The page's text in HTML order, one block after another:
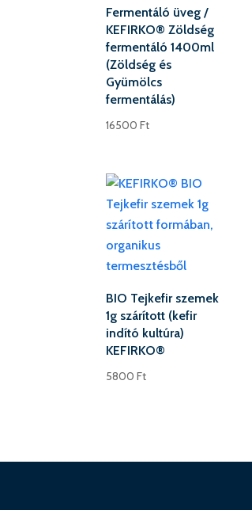
Fermentáló üveg /
KEFIRKO® Zöldség
fermentáló 1400ml
(Zöldség és
Gyümölcs
fermentálás)
16500Ft
BIO Tejkefir szemek
1g szárított (kefir
indító kultúra)
KEFIRKO®
5800Ft